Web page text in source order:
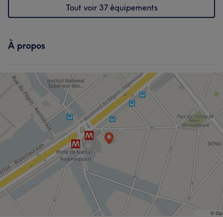
Expert/e 6
Tout voir 37 équipements
À propos